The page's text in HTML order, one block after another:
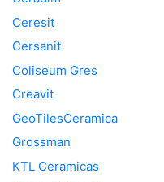
Ceresit
Cersanit
Coliseum Gres
Creavit
GeoTilesCeramica
Grossman
KTL Ceramicas